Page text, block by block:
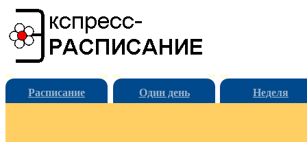
Расписание Один день Неделя